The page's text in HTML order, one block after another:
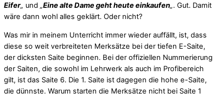
Eifer„ und „Eine alte Dame geht heute einkaufen„. Gut. Damit
wäre dann wohl alles geklärt. Oder nicht?
Was mir in meinem Unterricht immer wieder auffällt, ist, dass
diese so weit verbreiteten Merksätze bei der tiefen E-Saite,
der dicksten Saite beginnen. Bei der offiziellen Nummerierung
der Saiten, die sowohl im Lehrwerk als auch im Profibereich
gilt, ist das Saite 6. Die 1. Saite ist dagegen die hohe e-Saite,
die dünnste. Warum starten die Merksätze nicht bei Saite 1